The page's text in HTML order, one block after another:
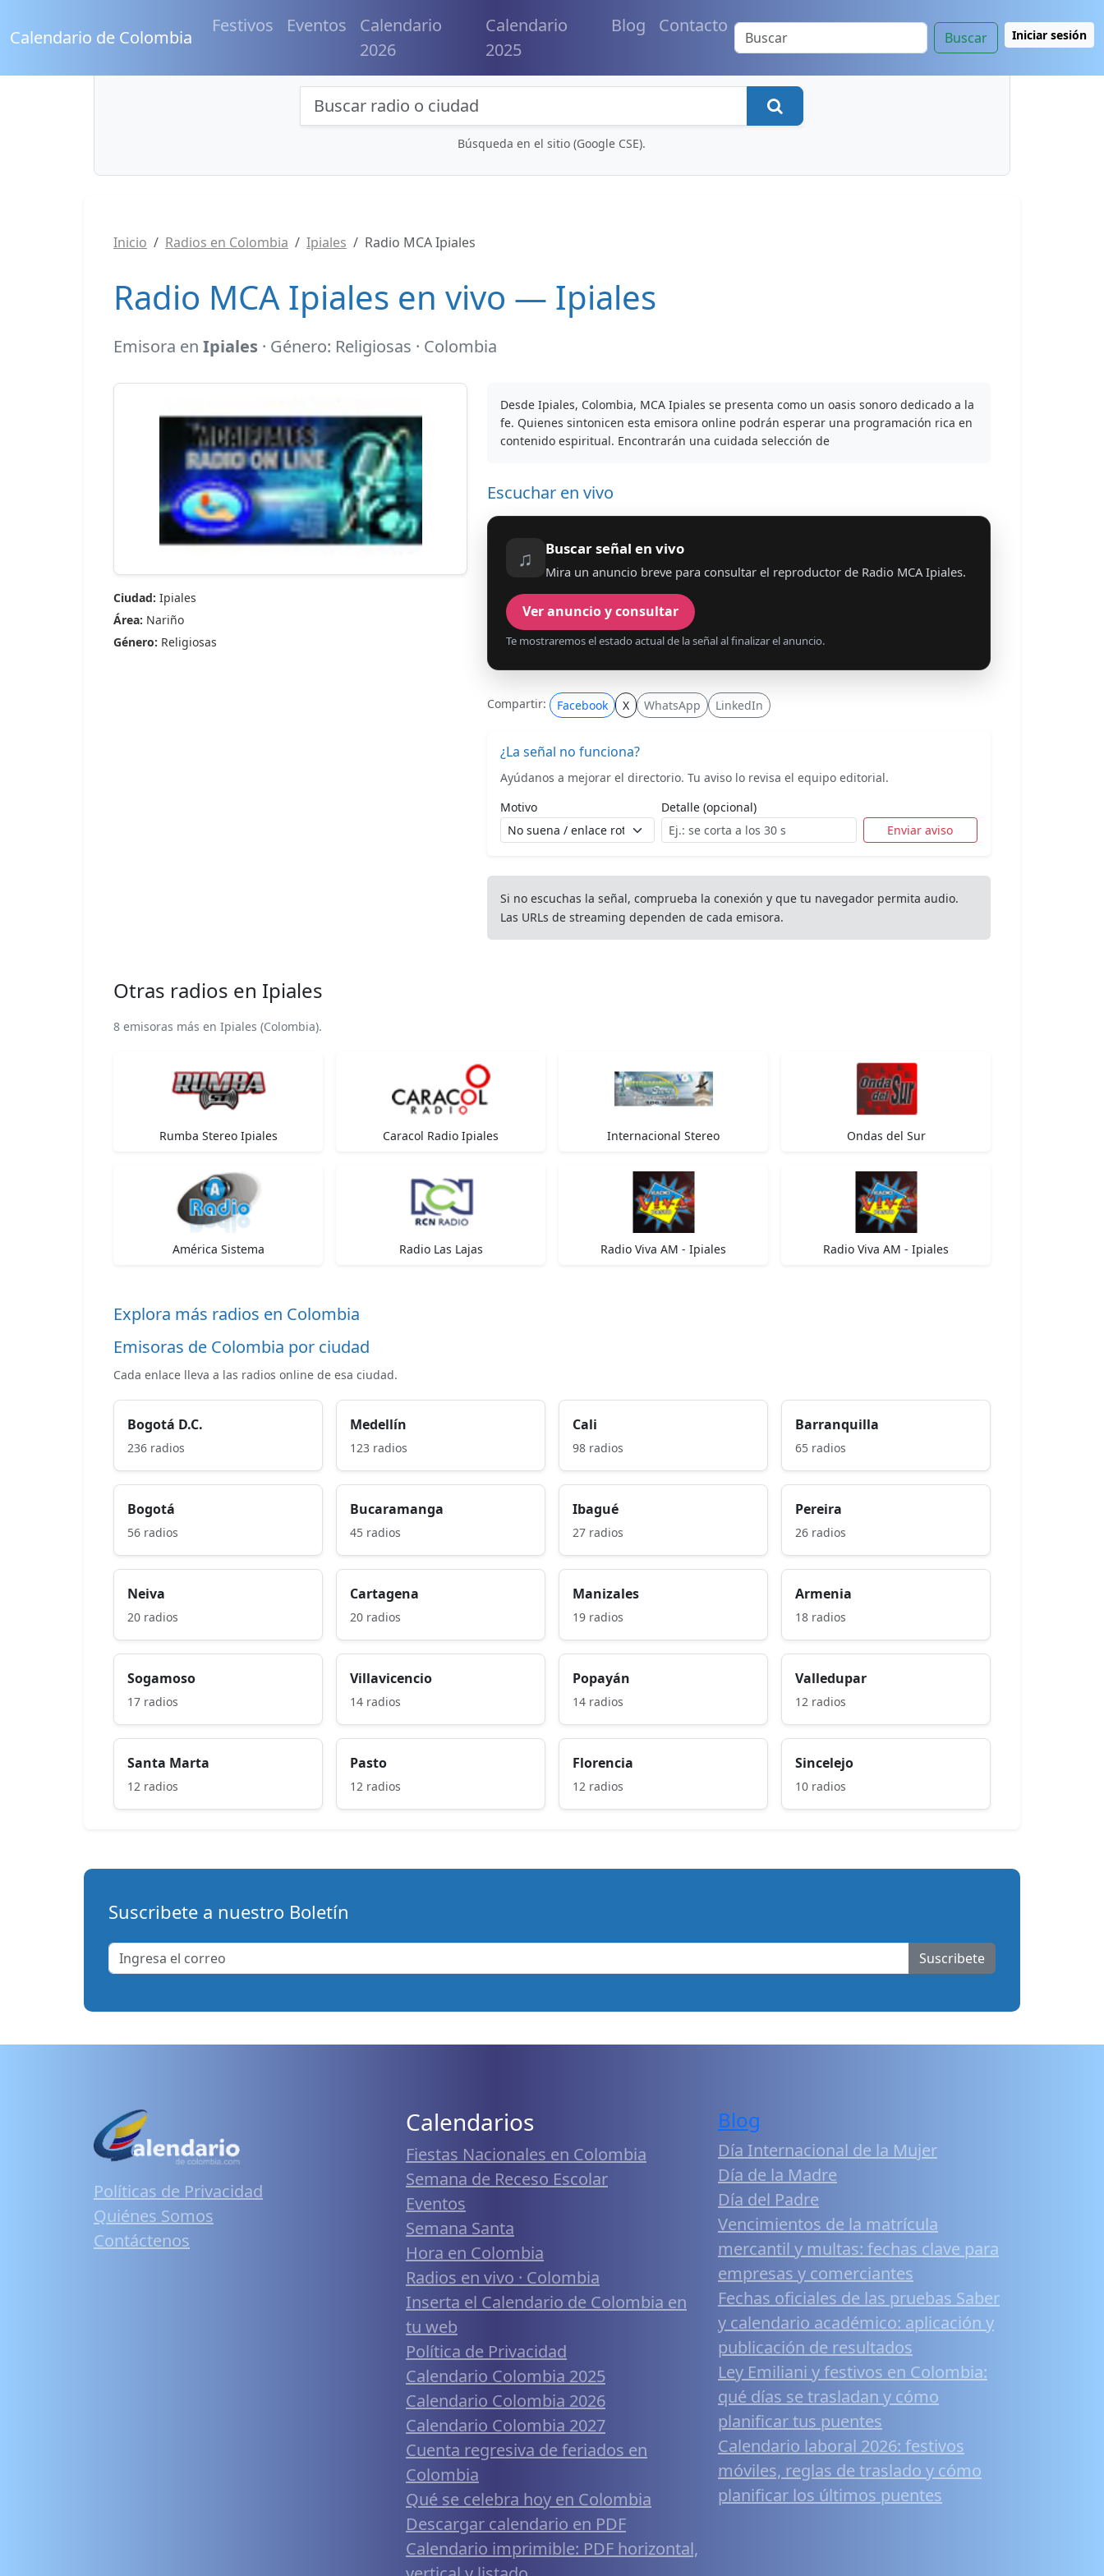
Calendario de Colombia
Festivos Eventos
Calendario
2026
Calendario
2025
Blog Contacto
Buscar Iniciar sesión
Búsqueda de radios y contenidos
Búsqueda en el sitio (Google CSE).
Inicio Radios en Colombia Ipiales Radio MCA Ipiales
Radio MCA Ipiales en vivo — Ipiales
Emisora en Ipiales · Género: Religiosas · Colombia
Ciudad: Ipiales
Área: Nariño
Género: Religiosas
Desde Ipiales, Colombia, MCA Ipiales se presenta como un oasis sonoro dedicado a la
fe. Quienes sintonicen esta emisora online podrán esperar una programación rica en
contenido espiritual. Encontrarán una cuidada selección de
Escuchar en vivo
♫ Buscar señal en vivo
Mira un anuncio breve para consultar el reproductor de Radio MCA Ipiales.
Ver anuncio y consultar
Te mostraremos el estado actual de la señal al finalizar el anuncio.
Compartir: Facebook X WhatsApp LinkedIn
¿La señal no funciona?
Ayúdanos a mejorar el directorio. Tu aviso lo revisa el equipo editorial.
Motivo
Detalle (opcional)
Enviar aviso
Si no escuchas la señal, comprueba la conexión y que tu navegador permita audio.
Las URLs de streaming dependen de cada emisora.
Otras radios en Ipiales
8 emisoras más en Ipiales (Colombia).
Rumba Stereo Ipiales Caracol Radio Ipiales Internacional Stereo Ondas del Sur
América Sistema Radio Las Lajas Radio Viva AM - Ipiales Radio Viva AM - Ipiales
Explora más radios en Colombia
Emisoras de Colombia por ciudad
Cada enlace lleva a las radios online de esa ciudad.
Bogotá D.C.
236 radios
Medellín
123 radios
Cali
98 radios
Barranquilla
65 radios
Bogotá
56 radios
Bucaramanga
45 radios
Ibagué
27 radios
Pereira
26 radios
Neiva
20 radios
Cartagena
20 radios
Manizales
19 radios
Armenia
18 radios
Sogamoso
17 radios
Villavicencio
14 radios
Popayán
14 radios
Valledupar
12 radios
Santa Marta
12 radios
Pasto
12 radios
Florencia
12 radios
Sincelejo
10 radios
Suscribete a nuestro Boletín
Suscribete
Políticas de Privacidad
Quiénes Somos
Contáctenos
Calendarios
Fiestas Nacionales en Colombia
Semana de Receso Escolar
Eventos
Semana Santa
Hora en Colombia
Radios en vivo · Colombia
Inserta el Calendario de Colombia en
tu web
Política de Privacidad
Calendario Colombia 2025
Calendario Colombia 2026
Calendario Colombia 2027
Cuenta regresiva de feriados en
Colombia
Qué se celebra hoy en Colombia
Descargar calendario en PDF
Calendario imprimible: PDF horizontal,
Blog
Día Internacional de la Mujer
Día de la Madre
Día del Padre
Vencimientos de la matrícula
mercantil y multas: fechas clave para
empresas y comerciantes
Fechas oficiales de las pruebas Saber
y calendario académico: aplicación y
publicación de resultados
Ley Emiliani y festivos en Colombia:
qué días se trasladan y cómo
planificar tus puentes
Calendario laboral 2026: festivos
móviles, reglas de traslado y cómo
planificar los últimos puentes